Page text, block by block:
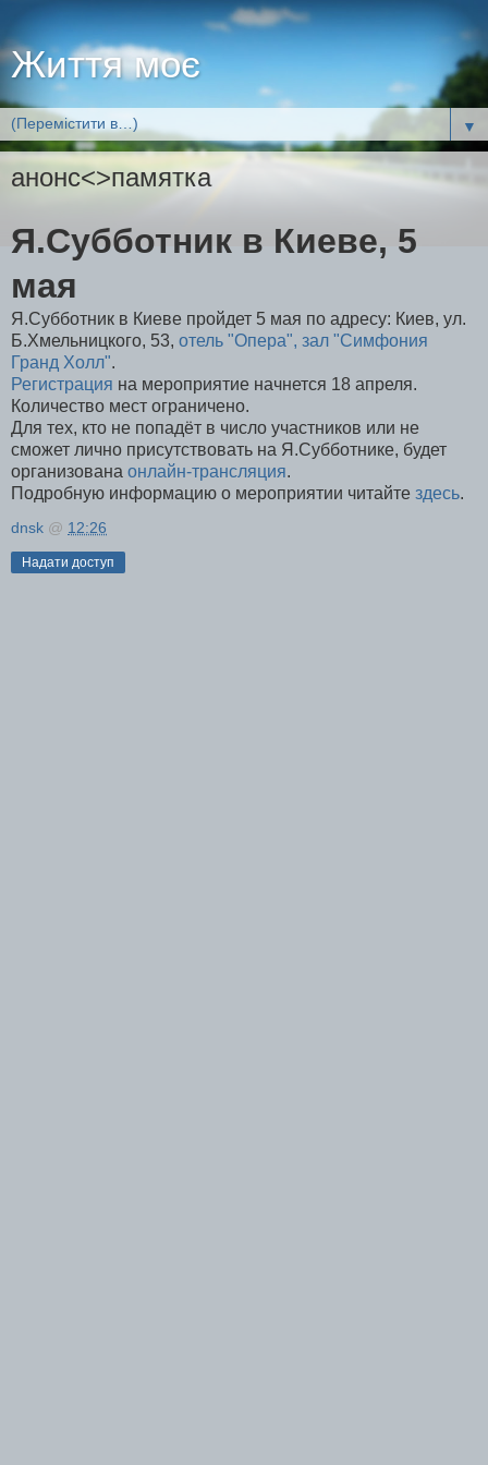
Життя моє
▼
анонс<>памятка
Я.Субботник в Киеве, 5
мая
Я.Субботник в Киеве пройдет 5 мая по адресу: Киев, ул.
Б.Хмельницкого, 53, отель "Опера", зал "Симфония
Гранд Холл".
Регистрация на мероприятие начнется 18 апреля.
Количество мест ограничено.
Для тех, кто не попадёт в число участников или не
сможет лично присутствовать на Я.Субботнике, будет
организована онлайн-трансляция.
Подробную информацию о мероприятии читайте здесь.
dnsk @ 12:26
Надати доступ